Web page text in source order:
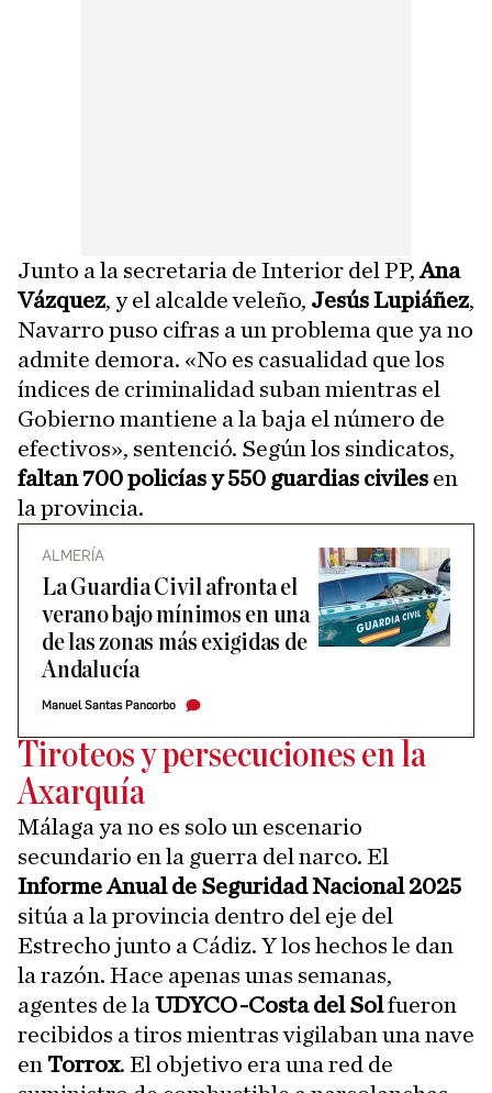
Junto a la secretaria de Interior del PP,Ana
Vázquez, y el alcalde veleño, Jesús Lupiáñez,
Navarro puso cifras a un problema que ya no
admite demora. «No es casualidad que los
índices de criminalidad suban mientras el
Gobierno mantiene a la baja el número de
efectivos», sentenció. Según los sindicatos,
faltan 700 policías y 550 guardias civiles en
la provincia.
ALMERÍA
La Guardia Civil afronta el
verano bajo mínimos en una
de las zonas más exigidas de
Andalucía
Manuel Santas Pancorbo
Tiroteos y persecuciones en la
Axarquía
Málaga ya no es solo un escenario
secundario en la guerra del narco. El
Informe Anual de Seguridad Nacional 2025
sitúa a la provincia dentro del eje del
Estrecho junto a Cádiz. Y los hechos le dan
la razón. Hace apenas unas semanas,
agentes de la UDYCO-Costa del Solfueron
recibidos a tiros mientras vigilaban una nave
en Torrox. El objetivo era una red de